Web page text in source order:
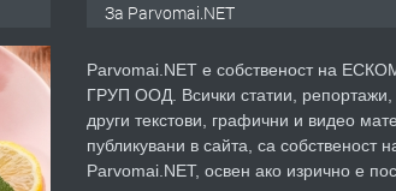
За Parvomai.NET
Parvomai.NET е собственост на
ГРУП ООД. Всички статии, репортажи,
други текстови, графични и видео
публикувани в сайта, са собственост
Parvomai.NET, освен ако изрично е